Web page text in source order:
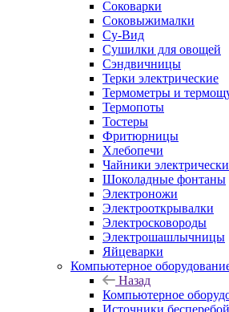
Соковарки
Соковыжималки
Су-Вид
Сушилки для овощей
Сэндвичницы
Терки электрические
Термометры и
Термопоты
Тостеры
Фритюрницы
Хлебопечи
Чайники
Шоколадные фонтаны
Электроножи
Электрооткрывалки
Электросковороды
Электрошашлычницы
Яйцеварки
Компьютерное
Назад
Компьютерное
Источники